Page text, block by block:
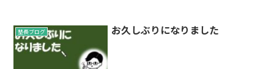
塾長ブログ お久しぶりになりました